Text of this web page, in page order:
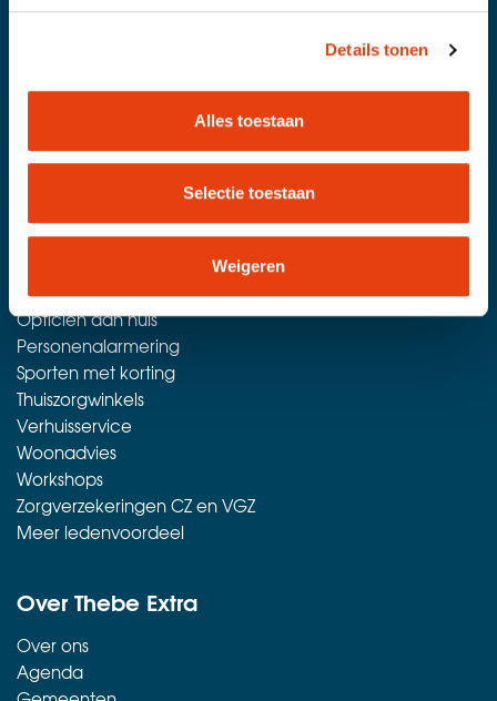
Details tonen
Alles toestaan
Selectie toestaan
Weigeren
Diensten aan huis
Loophulpmiddelen
Maaltijdservices aan huis
Mantelzorgdiensten
Opticien aan huis
Personenalarmering
Sporten met korting
Thuiszorgwinkels
Verhuisservice
Woonadvies
Workshops
Zorgverzekeringen CZ en VGZ
Meer ledenvoordeel
Over Thebe Extra
Over ons
Agenda